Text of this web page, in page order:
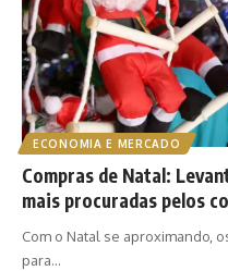
ECONOMIA E MERCADO
Compras de Natal:
mais procuradas pelos
Com o Natal se aproximando,
para…